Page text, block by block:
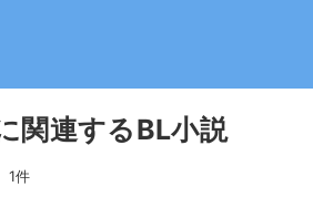
関連するBL小説
1件